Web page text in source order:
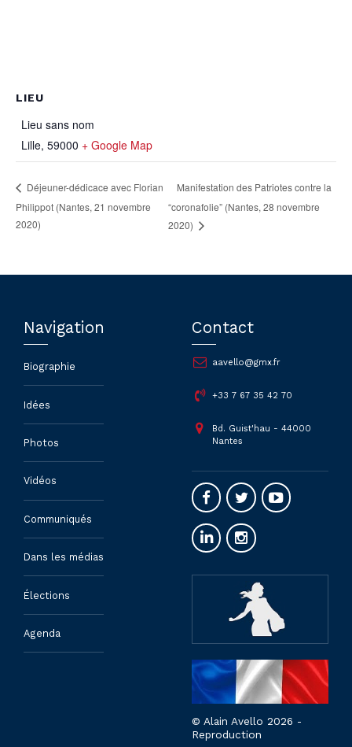
LIEU
Lieu sans nom
Lille, 59000 + Google Map
Déjeuner-dédicace avec Florian
Philippot (Nantes, 21 novembre
2020)
Manifestation des Patriotes contre la
“coronafolie” (Nantes, 28 novembre
2020)
Navigation
Biographie
Idées
Photos
Vidéos
Communiqués
Dans les médias
Élections
Agenda
Contact
aavello@gmx.fr
+33 7 67 35 42 70
Bd. Guist'hau - 44000
Nantes
© Alain Avello 2026 -
Reproduction